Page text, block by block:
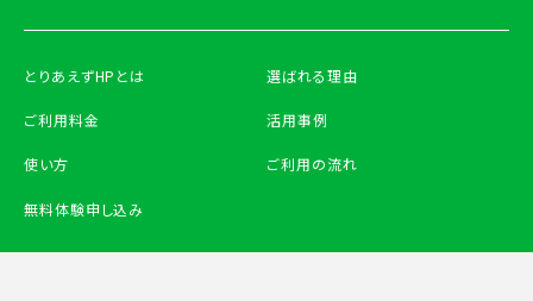
とりあえずHPとは
ご利用料金
使い方
選ばれる理由
活用事例
ご利用の流れ
無料体験申し込み